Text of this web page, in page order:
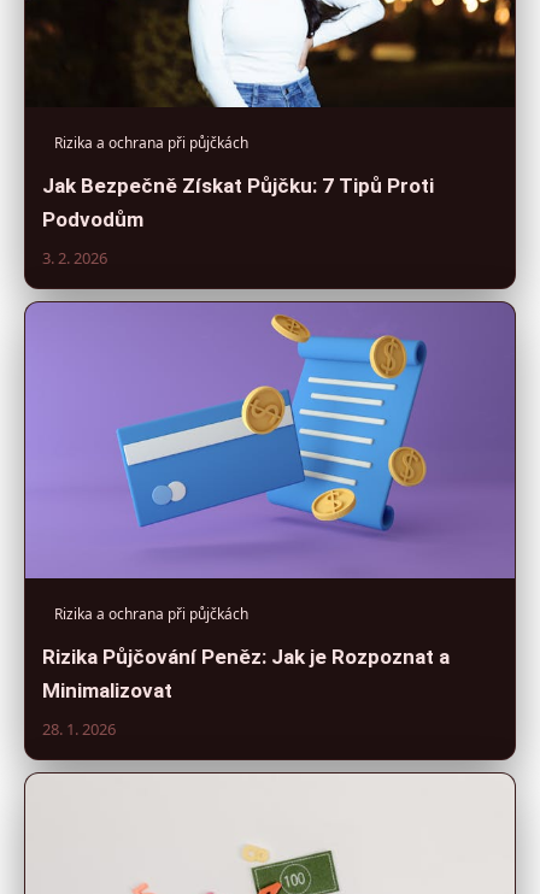
Rizika a ochrana při půjčkách
Jak Bezpečně Získat Půjčku: 7 Tipů Proti
Podvodům
3. 2. 2026
Rizika a ochrana při půjčkách
Rizika Půjčování Peněz: Jak je Rozpoznat a
Minimalizovat
28. 1. 2026